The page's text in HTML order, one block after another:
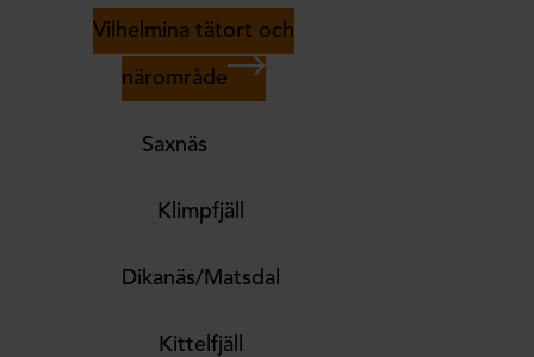
Vilhelmina tätort och
närområde
Saxnäs
Klimpfjäll
Dikanäs/Matsdal
Kittelfjäll